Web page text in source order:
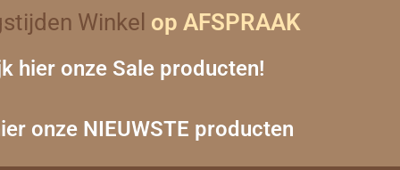
Winkel op AFSPRAAK
hier onze Sale producten!
onze NIEUWSTE producten